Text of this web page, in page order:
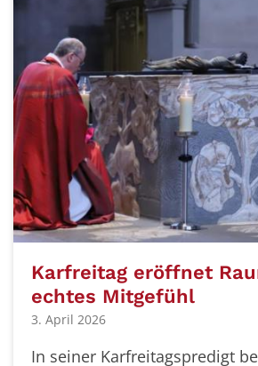
Karfreitag eröffnet
echtes Mitgefühl
3. April 2026
In seiner Karfreitagspredigt